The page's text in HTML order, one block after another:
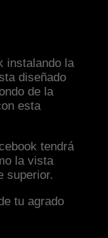
instalando la
diseñado
de la
esta
tendrá
la vista
superior.
tu agrado